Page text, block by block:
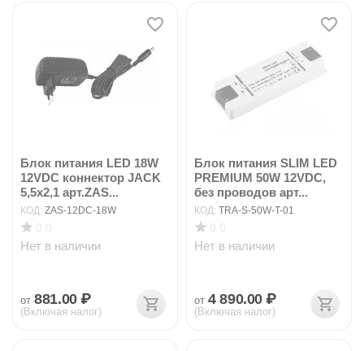
Блок питания LED 18W
12VDC коннектор JACK
5,5x2,1 арт.ZAS...
КОД: ZAS-12DC-18W
Нет в наличии
от 881.00 ₽
(Включая налог)
Блок питания SLIM LED
PREMIUM 50W 12VDC,
без проводов арт...
КОД: TRA-S-50W-T-01
Нет в наличии
от 4 890.00 ₽
(Включая налог)